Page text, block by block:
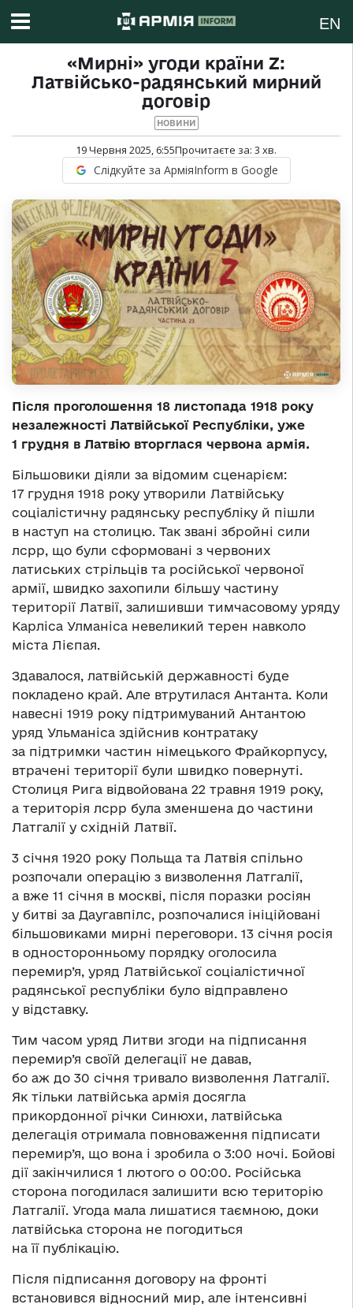
EN
«Мирні» угоди країни Z:
Латвійсько-радянський мирний
договір
НОВИНИ
19 Червня 2025, 6:55Прочитаєте за: 3 хв.
Слідкуйте за АрміяInform в Google
Після проголошення 18 листопада 1918 року
незалежності Латвійської Республіки, уже
1 грудня в Латвію вторглася червона армія.
Більшовики діяли за відомим сценарієм:
17 грудня 1918 року утворили Латвійську
соціалістичну радянську республіку й пішли
в наступ на столицю. Так звані збройні сили
лсрр, що були сформовані з червоних
латиських стрільців та російської червоної
армії, швидко захопили більшу частину
території Латвії, залишивши тимчасовому уряду
Карліса Улманіса невеликий терен навколо
міста Лієпая.
Здавалося, латвійській державності буде
покладено край. Але втрутилася Антанта. Коли
навесні 1919 року підтримуваний Антантою
уряд Ульманіса здійснив контратаку
за підтримки частин німецького Фрайкорпусу,
втрачені території були швидко повернуті.
Столиця Рига відвойована 22 травня 1919 року,
а територія лсрр була зменшена до частини
Латгалії у східній Латвії.
3 січня 1920 року Польща та Латвія спільно
розпочали операцію з визволення Латгалії,
а вже 11 січня в москві, після поразки росіян
у битві за Даугавпілс, розпочалися ініційовані
більшовиками мирні переговори. 13 січня росія
в односторонньому порядку оголосила
перемир’я, уряд Латвійської соціалістичної
радянської республіки було відправлено
у відставку.
Тим часом уряд Литви згоди на підписання
перемир’я своїй делегації не давав,
бо аж до 30 січня тривало визволення Латгалії.
Як тільки латвійська армія досягла
прикордонної річки Синюхи, латвійська
делегація отримала повноваження підписати
перемир’я, що вона і зробила о 3:00 ночі. Бойові
дії закінчилися 1 лютого о 00:00. Російська
сторона погодилася залишити всю територію
Латгалії. Угода мала лишатися таємною, доки
латвійська сторона не погодиться
на її публікацію.
Після підписання договору на фронті
встановився відносний мир, але інтенсивні